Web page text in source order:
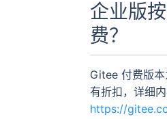
企业版
费？
Gitee 付费版
有折扣，详细
https://